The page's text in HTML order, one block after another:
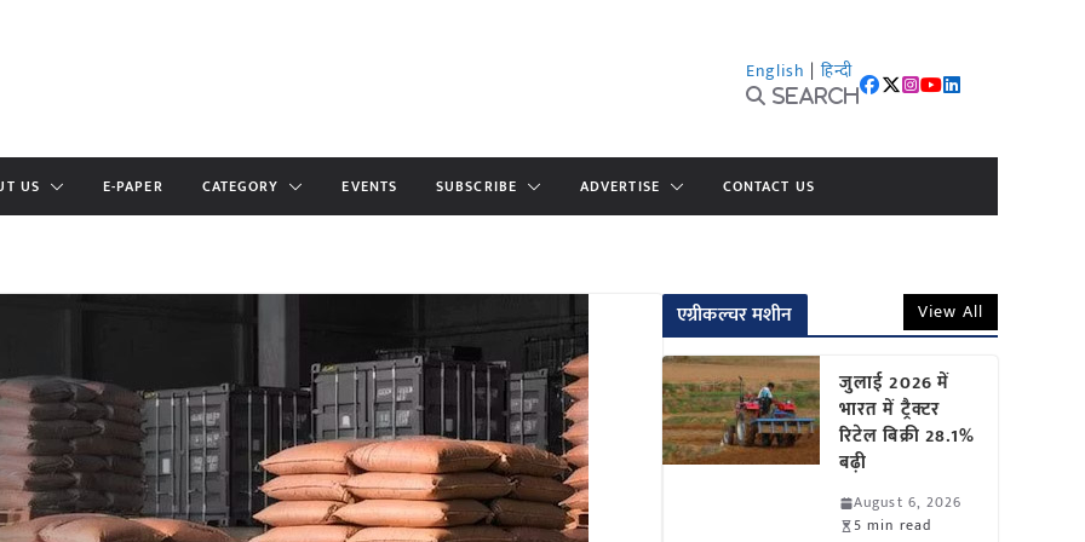
English | हिन्दी
Search
US E-PAPER CATEGORY EVENTS SUBSCRIBE ADVERTISE CONTACT US
एग्रीकल्चर मशीन View All
जुलाई 2026 में
भारत में ट्रैक्टर
रिटेल बिक्री 28.1%
बढ़ी
August 6, 2026
5 min read